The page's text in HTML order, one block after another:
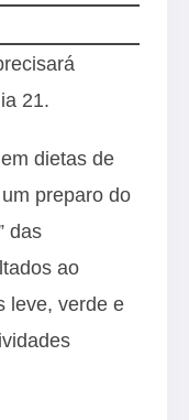
21.
dietas de
preparo do
das
ao
leve, verde e